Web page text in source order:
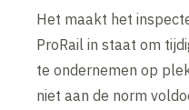
Het maakt het
ProRail in staat om
te ondernemen op
niet aan de norm